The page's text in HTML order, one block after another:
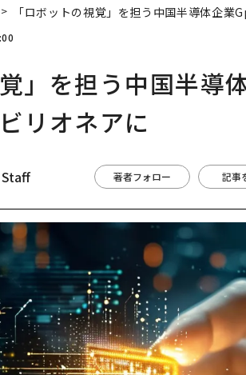
「ロボットの視覚」を担う中国半導体企
覚」を担う中国半
リオネアに
著者フォロー 記事